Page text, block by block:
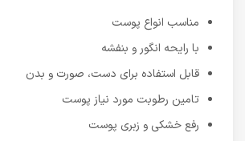
مناسب انواع پوست
با رایحه انگور و بنفشه
قابل استفاده برای دست، صورت و بدن
تامین رطوبت مورد نیاز پوست
رفع خشکی و زبری پوست